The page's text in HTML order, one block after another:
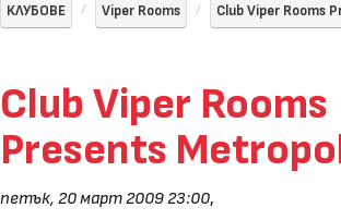
КЛУБОВЕ Viper Rooms Club Viper Rooms
Club Viper Rooms
Presents
петък, 20 март 2009 23:00,